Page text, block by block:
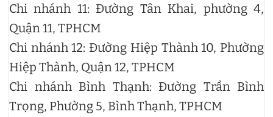
Chi nhánh 11: Đường Tân Khai, phường 4,
Quận 11, TPHCM
Chi nhánh 12: Đường Hiệp Thành 10, Phường
Hiệp Thành, Quận 12, TPHCM
Chi nhánh Bình Thạnh: Đường Trần Bình
Trọng, Phường 5, Bình Thạnh, TPHCM